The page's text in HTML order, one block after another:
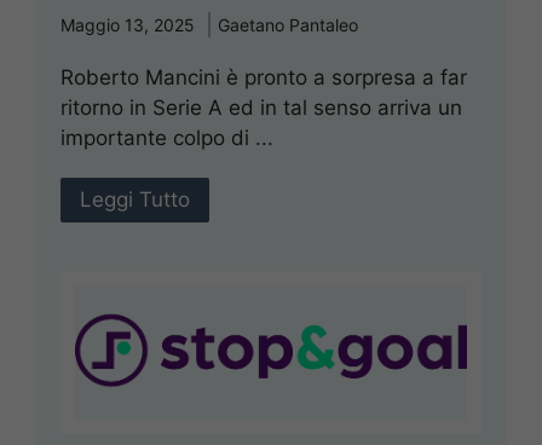
Maggio 13, 2025 Gaetano Pantaleo
Roberto Mancini è pronto a sorpresa a far
ritorno in Serie A ed in tal senso arriva un
importante colpo di ...
Leggi Tutto